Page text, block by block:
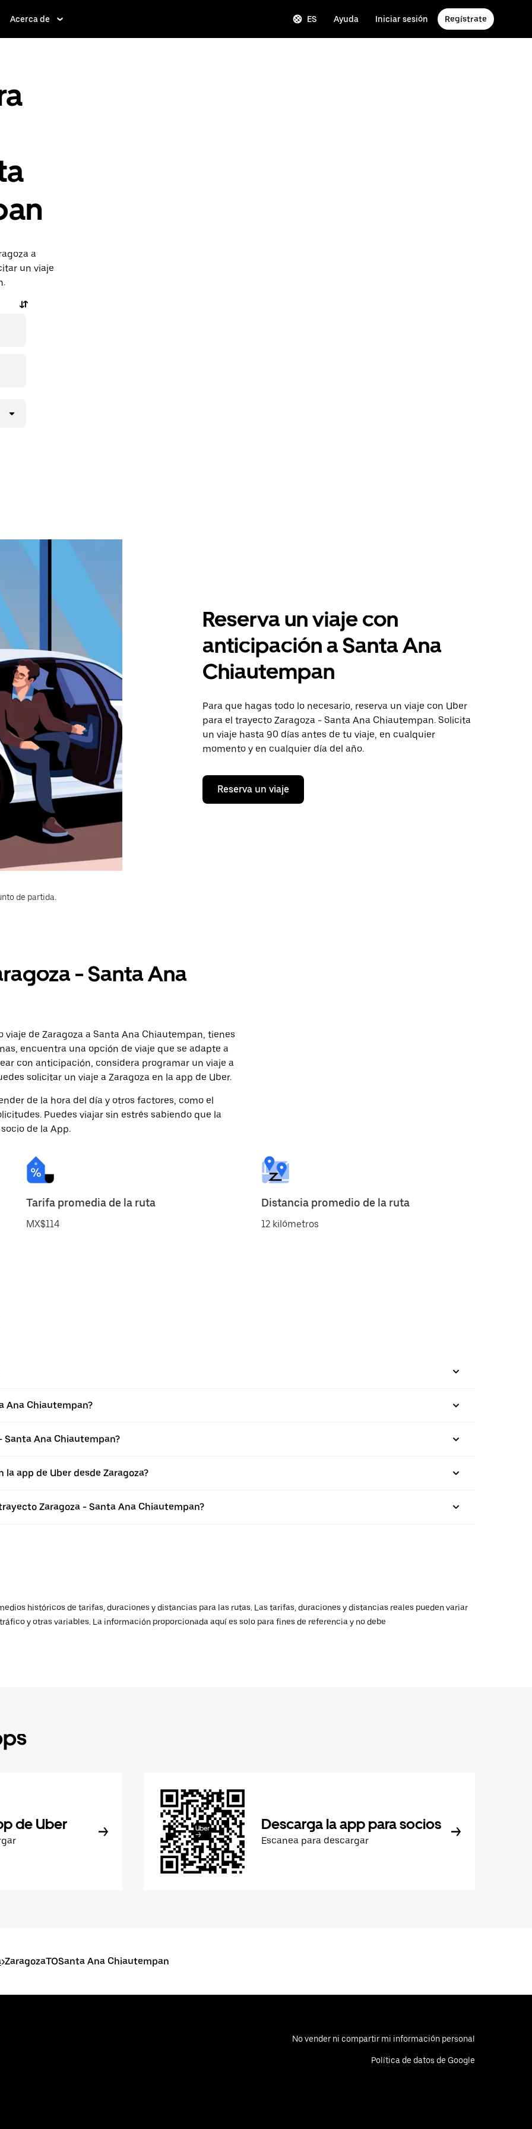
Acerca de ES Ayuda Iniciar sesión Regístrate
a
un viaje
Reserva un viaje con
anticipación a Santa Ana
Chiautempan
Para que hagas todo lo necesario, reserva un viaje con Uber
para el trayecto Zaragoza - Santa Ana Chiautempan. Solicita
un viaje hasta 90 días antes de tu viaje, en cualquier
momento y en cualquier día del año.
Reserva un viaje
de partida.
- Santa Ana
de Zaragoza a Santa Ana Chiautempan, tienes
encuentra una opción de viaje que se adapte a
con anticipación, considera programar un viaje a
solicitar un viaje a Zaragoza en la app de Uber.
de la hora del día y otros factores, como el
Puedes viajar sin estrés sabiendo que la
de la App.
Tarifa promedia de la ruta
MX$114
Distancia promedio de la ruta
12 kilómetros
Ana Chiautempan?
Ana Chiautempan?
app de Uber desde Zaragoza?
Zaragoza - Santa Ana Chiautempan?
históricos de tarifas, duraciones y distancias para las rutas. Las tarifas, duraciones y distancias reales pueden variar
y otras variables. La información proporcionada aquí es solo para fines de referencia y no debe
de Uber Descarga la app para socios
Escanea para descargar
>ZaragozaTOSanta Ana Chiautempan
No vender ni compartir mi información personal
Política de datos de Google